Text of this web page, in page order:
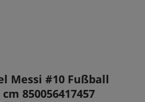
Messi #10 Fußball
850056417457